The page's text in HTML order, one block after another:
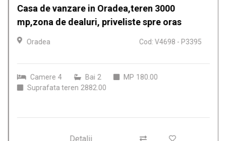
Casa de vanzare in Oradea,teren 3000
mp,zona de dealuri, priveliste spre oras
Oradea Cod: V4698 - P3395
Camere 4 Bai 2 MP 180.00
Suprafata teren 2882.00
Detalii